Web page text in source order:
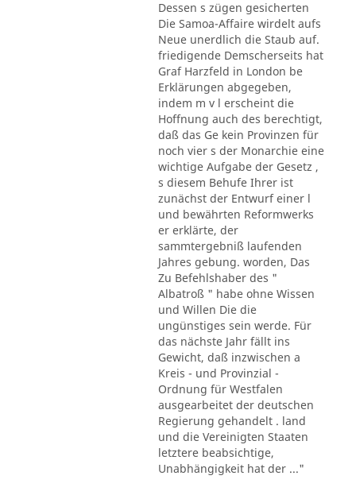
Dessen s zügen gesicherten
Die Samoa-Affaire wirdelt aufs
Neue unerdlich die Staub auf.
friedigende Demscherseits hat
Graf Harzfeld in London be
Erklärungen abgegeben,
indem m v l erscheint die
Hoffnung auch des berechtigt,
daß das Ge kein Provinzen für
noch vier s der Monarchie eine
wichtige Aufgabe der Gesetz ,
s diesem Behufe Ihrer ist
zunächst der Entwurf einer l
und bewährten Reformwerks
er erklärte, der
sammtergebniß laufenden
Jahres gebung. worden, Das
Zu Befehlshaber des "
Albatroß " habe ohne Wissen
und Willen Die die
ungünstiges sein werde. Für
das nächste Jahr fällt ins
Gewicht, daß inzwischen a
Kreis - und Provinzial -
Ordnung für Westfalen
ausgearbeitet der deutschen
Regierung gehandelt . land
und die Vereinigten Staaten
letztere beabsichtige,
Unabhängigkeit hat der ..."